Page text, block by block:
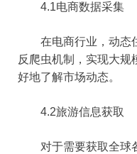
4.1电商数据采集
在电商行业，动态住
反爬虫机制，实现大规
好地了解市场动态。
4.2旅游信息获取
对于需要获取全球各